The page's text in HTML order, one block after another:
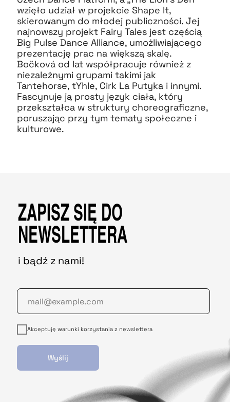
wzięło udział w projekcie Shape It,
skierowanym do młodej publiczności. Jej
najnowszy projekt Fairy Tales jest częścią
Big Pulse Dance Alliance, umożliwiającego
prezentację prac na większą skalę.
Bočková od lat współpracuje również z
niezależnymi grupami takimi jak
Tantehorse, tYhle, Cirk La Putyka i innymi.
Fascynuje ją prosty język ciała, który
przekształca w struktury choreograficzne,
poruszając przy tym tematy społeczne i
kulturowe.
ZAPISZ SIĘ DO
NEWSLETTERA
i bądź z nami!
Akceptuję warunki korzystania z newslettera
Wyślij